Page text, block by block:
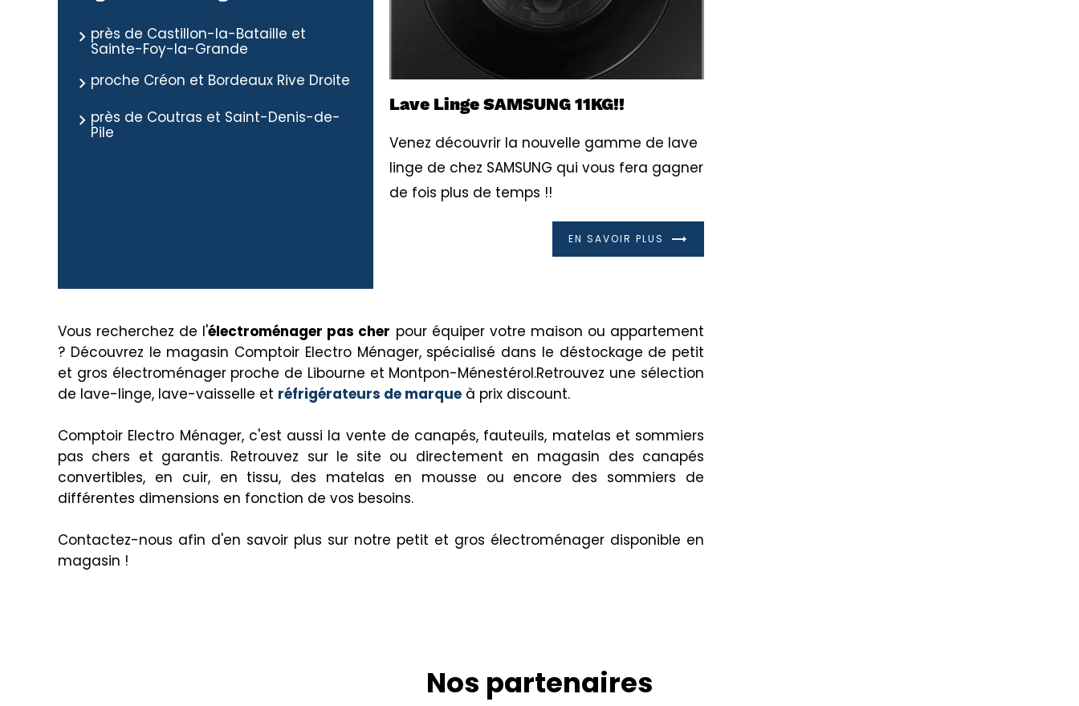
près de Castillon-la-Bataille et
Sainte-Foy-la-Grande
proche Créon et Bordeaux Rive Droite
près de Coutras et Saint-Denis-de-
Pile
Lave Linge SAMSUNG 11KG!!
Venez découvrir la nouvelle gamme de lave
linge de chez SAMSUNG qui vous fera gagner
de fois plus de temps !!
EN SAVOIR PLUS
Vous recherchez de l'électroménager pas cher pour équiper votre maison ou appartement
? Découvrez le magasin Comptoir Electro Ménager, spécialisé dans le déstockage de petit
et gros électroménager proche de Libourne et Montpon-Ménestérol.Retrouvez une sélection
de lave-linge, lave-vaisselle et réfrigérateurs de marque à prix discount.
Comptoir Electro Ménager, c'est aussi la vente de canapés, fauteuils, matelas et sommiers
pas chers et garantis. Retrouvez sur le site ou directement en magasin des canapés
convertibles, en cuir, en tissu, des matelas en mousse ou encore des sommiers de
différentes dimensions en fonction de vos besoins.
Contactez-nous afin d'en savoir plus sur notre petit et gros électroménager disponible en
magasin !
Nos partenaires